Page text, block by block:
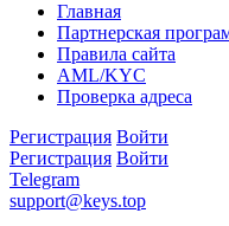
Главная
Партнерская
Правила сайта
AML/KYC
Проверка адреса
Регистрация Войти
Регистрация Войти
Telegram
support@keys.top